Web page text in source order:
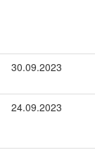
30.09.2023
24.09.2023